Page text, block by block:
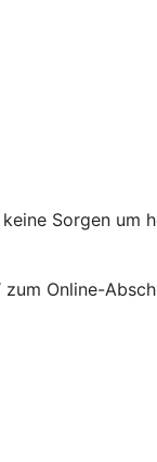
Sorgen
Online-